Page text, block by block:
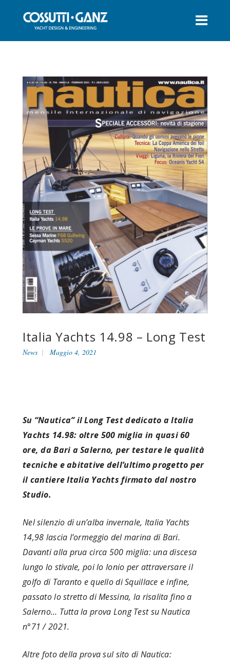
Italia Yachts 14.98 – Long Test
News Maggio 4, 2021
Su “Nautica” il Long Test dedicato a Italia
Yachts 14.98: oltre 500 miglia in quasi 60
ore, da Bari a Salerno, per testare le qualità
tecniche e abitative dell’ultimo progetto per
il cantiere Italia Yachts firmato dal nostro
Studio.
Nel silenzio di un’alba invernale, Italia Yachts
14,98 lascia l’ormeggio del marina di Bari.
Davanti alla prua circa 500 miglia: una discesa
lungo lo stivale, poi lo Ionio per attraversare il
golfo di Taranto e quello di Squillace e infine,
passato lo stretto di Messina, la risalita fino a
Salerno… Tutta la prova Long Test su Nautica
n°71 / 2021.
Altre foto della prova sul sito di Nautica: